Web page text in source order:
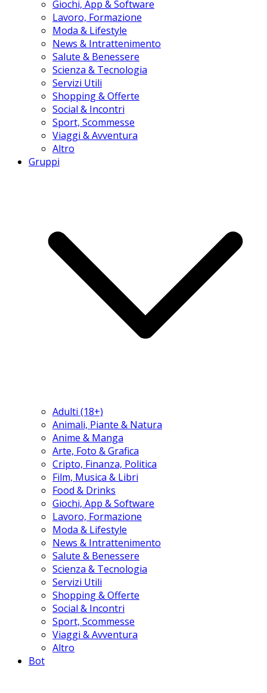
Giochi, App & Software
Lavoro, Formazione
Moda & Lifestyle
News & Intrattenimento
Salute & Benessere
Scienza & Tecnologia
Servizi Utili
Shopping & Offerte
Social & Incontri
Sport, Scommesse
Viaggi & Avventura
Altro
Gruppi
Adulti (18+)
Animali, Piante & Natura
Anime & Manga
Arte, Foto & Grafica
Cripto, Finanza, Politica
Film, Musica & Libri
Food & Drinks
Giochi, App & Software
Lavoro, Formazione
Moda & Lifestyle
News & Intrattenimento
Salute & Benessere
Scienza & Tecnologia
Servizi Utili
Shopping & Offerte
Social & Incontri
Sport, Scommesse
Viaggi & Avventura
Altro
Bot